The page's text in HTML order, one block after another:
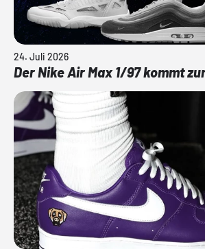
24. Juli 2026
Der Nike Air Max 1/97 kommt